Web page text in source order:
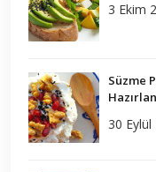
3 Ekim
Süzme
30 Eylül